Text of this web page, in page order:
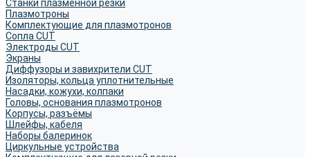
Станки плазменной резки
Плазмотроны
Комплектующие для плазмотронов
Сопла CUT
Электроды CUT
Экраны
Диффузоры и завихрители CUT
Изоляторы, кольца уплотнительные
Насадки, кожухи, колпаки
Головы, основания плазмотронов
Корпусы, разъёмы
Шлейфы, кабеля
Наборы балеринок
Циркульные устройства